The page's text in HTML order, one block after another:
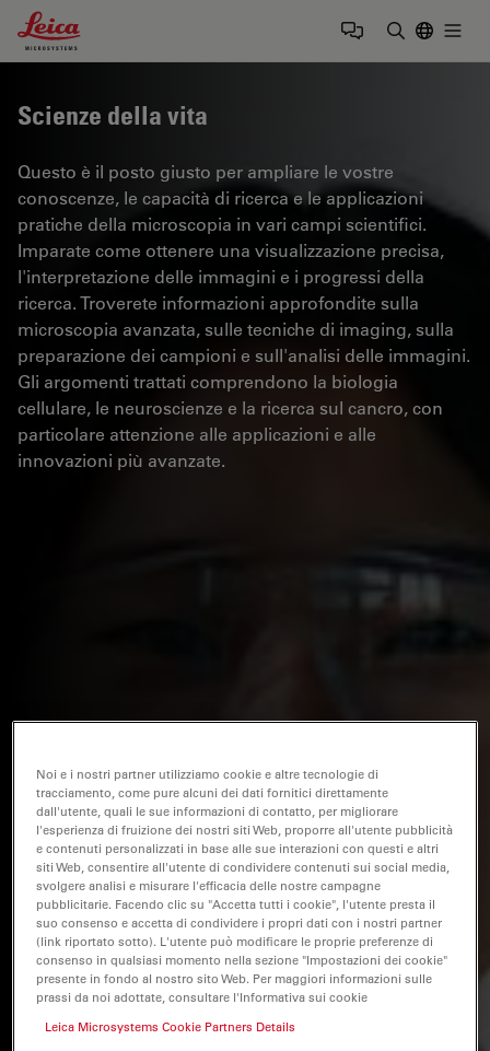
Leica Microsystems Logo
Scienze della vita
Questo è il posto giusto per ampliare le vostre
conoscenze, le capacità di ricerca e le applicazioni
pratiche della microscopia in vari campi scientifici.
Imparate come ottenere una visualizzazione precisa,
l'interpretazione delle immagini e i progressi della
ricerca. Troverete informazioni approfondite sulla
microscopia avanzata, sulle tecniche di imaging, sulla
preparazione dei campioni e sull'analisi delle immagini.
Gli argomenti trattati comprendono la biologia
cellulare, le neuroscienze e la ricerca sul cancro, con
particolare attenzione alle applicazioni e alle
innovazioni più avanzate.
Noi e i nostri partner utilizziamo cookie e altre tecnologie di
tracciamento, come pure alcuni dei dati fornitici direttamente
dall'utente, quali le sue informazioni di contatto, per migliorare
l'esperienza di fruizione dei nostri siti Web, proporre all'utente pubblicità
e contenuti personalizzati in base alle sue interazioni con questi e altri
siti Web, consentire all'utente di condividere contenuti sui social media,
svolgere analisi e misurare l'efficacia delle nostre campagne
pubblicitarie. Facendo clic su "Accetta tutti i cookie", l'utente presta il
suo consenso e accetta di condividere i propri dati con i nostri partner
(link riportato sotto). L'utente può modificare le proprie preferenze di
consenso in qualsiasi momento nella sezione "Impostazioni dei cookie"
presente in fondo al nostro sito Web. Per maggiori informazioni sulle
prassi da noi adottate, consultare l'Informativa sui cookie
Leica Microsystems Cookie Partners Details